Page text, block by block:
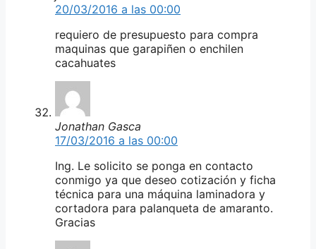
20/03/2016 a las 00:00
requiero de presupuesto para compra
maquinas que garapiñen o enchilen
cacahuates
Jonathan Gasca
17/03/2016 a las 00:00
Ing. Le solicito se ponga en contacto
conmigo ya que deseo cotización y ficha
técnica para una máquina laminadora y
cortadora para palanqueta de amaranto.
Gracias